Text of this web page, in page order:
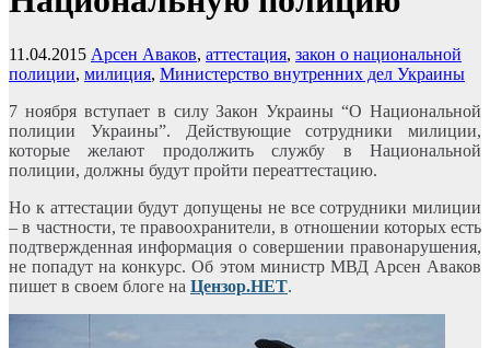
11.04.2015 Арсен Аваков, аттестация, закон о национальной
полиции, милиция, Министерство внутренних дел Украины
7 ноября вступает в силу Закон Украины “О Национальной
полиции Украины”. Действующие сотрудники милиции,
которые желают продолжить службу в Национальной
полиции, должны будут пройти переаттестацию.
Но к аттестации будут допущены не все сотрудники милиции
– в частности, те правоохранители, в отношении которых есть
подтвержденная информация о совершении правонарушения,
не попадут на конкурс. Об этом министр МВД Арсен Аваков
пишет в своем блоге на Цензор.НЕТ.